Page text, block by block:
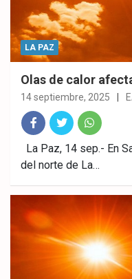
LA PAZ
Olas de calor
14 septiembre, 2025
Fac
ebo
ok
Twitt
er
What
sAp
p
La Paz, 14 sep.- En
del norte de La…